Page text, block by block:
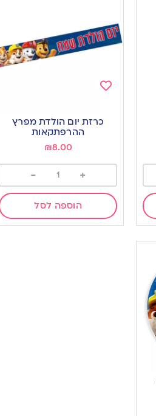
wishlist
כרזת יום הולדת מפרץ
ההרפתקאות
₪8.00
+
-
הוספה לסל